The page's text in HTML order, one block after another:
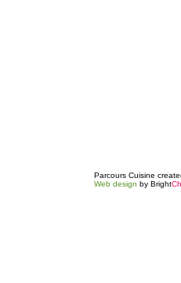
Parcours Cuisine
Web design by Bright